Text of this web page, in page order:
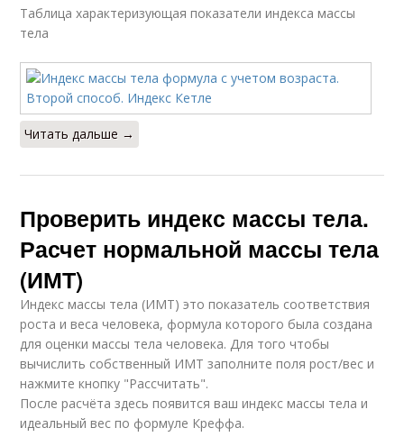
Таблица характеризующая показатели индекса массы
тела
Читать дальше →
Проверить индекс массы тела.
Расчет нормальной массы тела
(ИМТ)
Индекс массы тела (ИМТ) это показатель соответствия
роста и веса человека, формула которого была создана
для оценки массы тела человека. Для того чтобы
вычислить собственный ИМТ заполните поля рост/вес и
нажмите кнопку "Рассчитать".
После расчёта здесь появится ваш индекс массы тела и
идеальный вес по формуле Креффа.